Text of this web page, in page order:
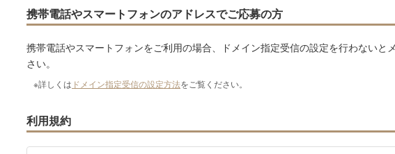
携帯電話やスマートフォンのアドレスでご応募の方
携帯電話やスマートフォンをご利用の場合、ドメイン指定受信の設定を行わない
さい。
※詳しくは ドメイン指定受信の設定方法をご覧ください。
利用規約